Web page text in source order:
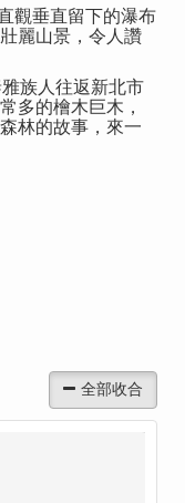
觀垂直留下的瀑布
麗山景，令人讚
族人往返新北市
多的檜木巨木，
林的故事，來一